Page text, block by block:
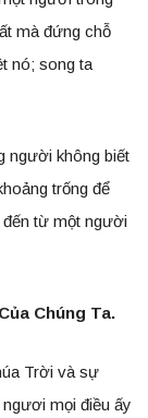
mà đứng chỗ
nó; song ta
người không biết
trống để
từ một người
Chúng Ta.
Trời và sự
mọi điều ấy